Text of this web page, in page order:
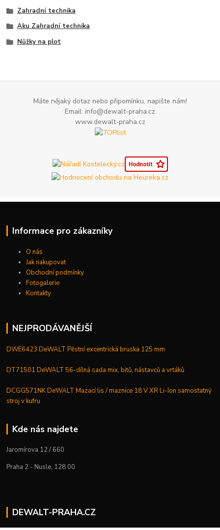
Zahradní technika
Aku Zahradní technika
Nůžky na plot
Máte nějaký dotaz nebo připomínku, napište nám!
Email: info@dewalt-praha.cz
www.dewalt-praha.cz
Informace pro zákazníky
O nás
Jak nakupovat
Obchodní podmínky
Fotogalerie
Kontakty
NEJPRODÁVANĚJŠÍ
DWE6423 DeWALT Pěstní excentrická bruska 125 mm
DT71501 DeWALT 56-dílná sada mix, bitů, nástavců a vrtáků
DCGG571NK DeWALT Mazací lis / maznice 18 V XR Li-Ion samostatný
stroj v kufru
Kde nás najdete
Jaromírova 12 / 660
Praha 2 - Nusle, 128 00
DEWALT-PRAHA.CZ